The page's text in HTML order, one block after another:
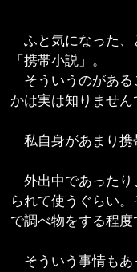
ふと気になった、
「携帯小説」。
そういうのがある
かは実は知りません
私自身があまり携
外出中であったり
られて使うぐらい
で調べ物をする程度
そういう事情もあ